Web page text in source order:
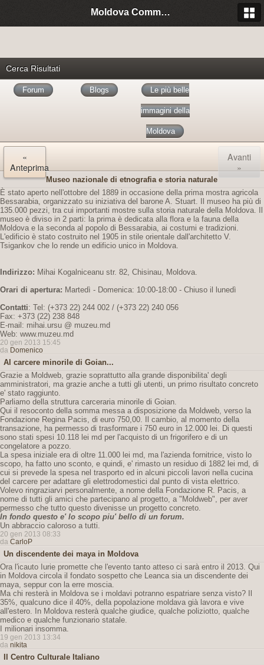
Moldova Community Italia
Cerca Risultati
Forum Blogs Le più belle
immagini della
Moldova
«
Anteprima
Avanti
»
Museo nazionale di etnografia e storia naturale
È stato aperto nell'ottobre del 1889 in occasione della prima mostra agricola
Bessarabia, organizzato su iniziativa del barone A. Stuart. Il museo ha più di
135.000 pezzi, tra cui importanti mostre sulla storia naturale della Moldova. Il
museo è diviso in 2 parti: la prima è dedicata alla flora e la fauna della
Moldova e la seconda al popolo di Bessarabia, ai costumi e tradizioni.
L'edificio è stato costruito nel 1905 in stile orientale dall'architetto V.
Tsigankov che lo rende un edificio unico in Moldova.
Indirizzo: Mihai Kogalniceanu str. 82, Chisinau, Moldova.
Orari di apertura: Martedì - Domenica: 10:00-18:00 - Chiuso il lunedì
Contatti: Tel: (+373 22) 244 002 / (+373 22) 240 056
Fax: +373 (22) 238 848
E-mail: mihai.ursu @ muzeu.md
Web: www.muzeu.md
20 gen 2013 15:45
da Domenico
Al carcere minorile di Goian...
Grazie a Moldweb, grazie soprattutto alla grande disponibilita' degli
amministratori, ma grazie anche a tutti gli utenti, un primo risultato concreto
e' stato raggiunto.
Parliamo della struttura carceraria minorile di Goian.
Qui il resoconto della somma messa a disposizione da Moldweb, verso la
Fondazione Regina Pacis, di euro 750,00. Il cambio, al momento della
transazione, ha permesso di trasformare i 750 euro in 12.000 lei. Di questi
sono stati spesi 10.118 lei md per l'acquisto di un frigorifero e di un
congelatore a pozzo.
La spesa iniziale era di oltre 11.000 lei md, ma l'azienda fornitrice, visto lo
scopo, ha fatto uno sconto, e quindi, e' rimasto un residuo di 1882 lei md, di
cui si prevede la spesa nel trasporto ed in alcuni piccoli lavori nella cucina
del carcere per adattare gli elettrodomestici dal punto di vista elettrico.
Volevo ringraziarvi personalmente, a nome della Fondazione R. Pacis, a
nome di tutti gli amici che partecipano al progetto, a "Moldweb", per aver
permesso che tutto questo divenisse un progetto concreto.
In fondo questo e' lo scopo piu' bello di un forum.
Un abbraccio caloroso a tutti.
20 gen 2013 08:33
da CarloP
Un discendente dei maya in Moldova
Ora l'icauto Iurie promette che l'evento tanto atteso ci sarà entro il 2013. Qui
in Moldova circola il fondato sospetto che Leanca sia un discendente dei
maya, seppur con la erre moscia.
Ma chi resterà in Moldova se i moldavi potranno espatriare senza visto? Il
35%, qualcuno dice il 40%, della popolazione moldava già lavora e vive
all'estero. In Moldova resterà qualche giudice, qualche poliziotto, qualche
medico e qualche funzionario statale.
I milionari insomma.
19 gen 2013 13:34
da nikita
Il Centro Culturale Italiano